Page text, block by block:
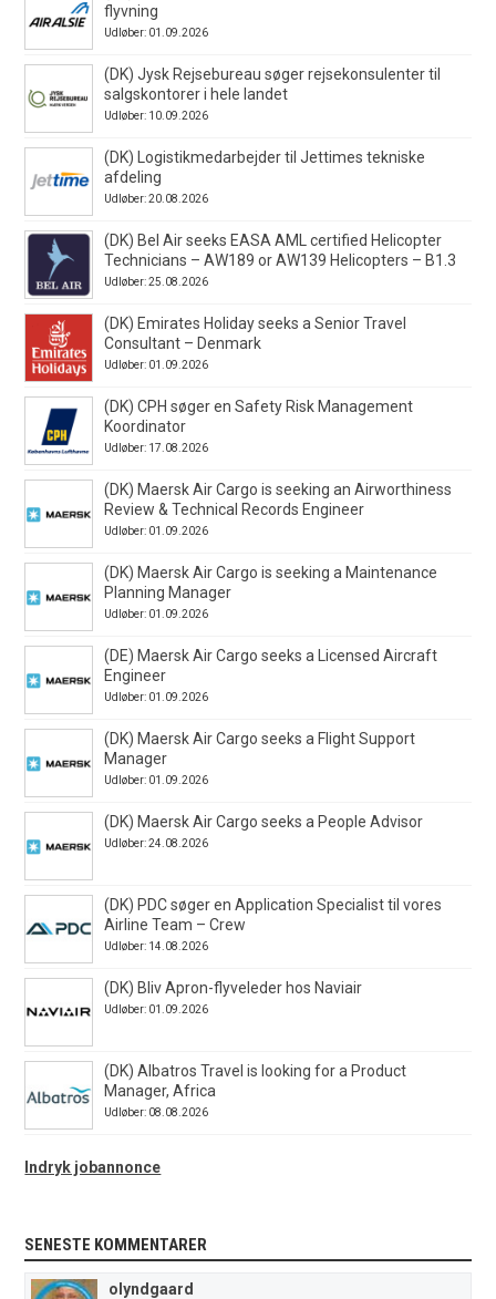
flyvning
Udløber: 01.09.2026
(DK) Jysk Rejsebureau søger rejsekonsulenter til
salgskontorer i hele landet
Udløber: 10.09.2026
(DK) Logistikmedarbejder til Jettimes tekniske
afdeling
Udløber: 20.08.2026
(DK) Bel Air seeks EASA AML certified Helicopter
Technicians – AW189 or AW139 Helicopters – B1.3
Udløber: 25.08.2026
(DK) Emirates Holiday seeks a Senior Travel
Consultant – Denmark
Udløber: 01.09.2026
(DK) CPH søger en Safety Risk Management
Koordinator
Udløber: 17.08.2026
(DK) Maersk Air Cargo is seeking an Airworthiness
Review & Technical Records Engineer
Udløber: 01.09.2026
(DK) Maersk Air Cargo is seeking a Maintenance
Planning Manager
Udløber: 01.09.2026
(DE) Maersk Air Cargo seeks a Licensed Aircraft
Engineer
Udløber: 01.09.2026
(DK) Maersk Air Cargo seeks a Flight Support
Manager
Udløber: 01.09.2026
(DK) Maersk Air Cargo seeks a People Advisor
Udløber: 24.08.2026
(DK) PDC søger en Application Specialist til vores
Airline Team – Crew
Udløber: 14.08.2026
(DK) Bliv Apron-flyveleder hos Naviair
Udløber: 01.09.2026
(DK) Albatros Travel is looking for a Product
Manager, Africa
Udløber: 08.08.2026
Indryk jobannonce
SENESTE KOMMENTARER
olyndgaard